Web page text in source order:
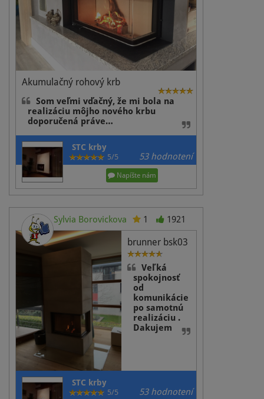
Akumulačný rohový krb
Som veľmi vďačný, že mi bola na
realizáciu môjho nového krbu
doporučená práve…
STC krby
5/5 53 hodnotení
Napíšte nám
Sylvia Borovickova 1 1921
brunner bsk03
Veľká
spokojnosť
od
komunikácie
po samotnú
realizáciu .
Dakujem
STC krby
5/5 53 hodnotení